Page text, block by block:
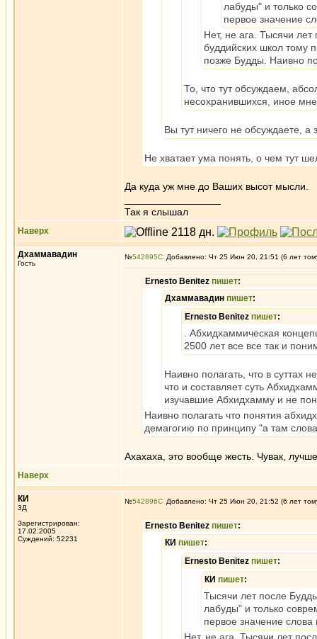
лабуды" и только
первое значение
Нет, не ага. Тысячи
буддийских школ тому
позже Будды. Наивно
То, что тут обсуждаем,
несохранившихся, иное
Вы тут ничего не обсуждаете, а
Не хватает ума понять, о чем тут
Да куда уж мне до Ваших высот мысли.
Так я слышал
Наверх
Дхаммавадин
Гость
№542895 Добавлено: Чт 25 Июн 20, 21:51 (6 лет
Ernesto Benitez пишет:
Дхаммавадин пишет:
Ernesto Benitez пишет:
. Абхидхаммическая
2500 лет все все так и
Наивно полагать, что в суттах
что и составляет суть
изучавшие Абхидхамму и не
Наивно полагать что понятия
демагогию по принципу "а там
Ахахаха, это вообще жесть. Чувак,
Наверх
КИ
3Д
Зарегистрирован:
17.02.2005
Суждений: 52231
№542896 Добавлено: Чт 25 Июн 20, 21:52 (6 лет
Ernesto Benitez пишет:
КИ пишет:
Ernesto Benitez пишет:
КИ пишет:
Тысячи лет после
лабуды" и только
первое значение